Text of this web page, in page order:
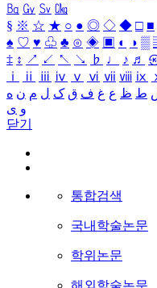
㏃ ㏉ ㏜ ㏆
§ ※ ☆ ★ ○ ● ◎ ◇ ◆ □ ■
♠ ♡ ♥ ♧ ♣ ⊙ ◈ ▣ ◐ ◑ ▒
‡ ↕ ↗ ↙ ↖ ↘ ♭ ♩ ♪ ♬
ⅰ
ⅱ ⅲ ⅳ ⅴ ⅵ ⅶ ⅷ ⅸ
ط ظ ع غ ف ق ک ل م ن ه
و ی
닫기
통합검색
국내학술논문
학위논문